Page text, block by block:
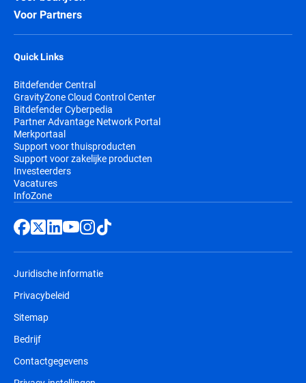
Voor Partners
Quick Links
Bitdefender Central
GravityZone Cloud Control Center
Bitdefender Cyberpedia
Partner Advantage Network Portal
Merkportaal
Support voor thuisproducten
Support voor zakelijke producten
Investeerders
Vacatures
InfoZone
Juridische informatie
Privacybeleid
Sitemap
Bedrijf
Contactgegevens